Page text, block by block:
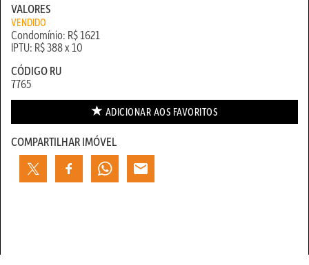
VALORES
VENDIDO
Condomínio: R$ 1621
IPTU: R$ 388 x 10
CÓDIGO RU
7765
ADICIONAR AOS FAVORITOS
COMPARTILHAR IMÓVEL